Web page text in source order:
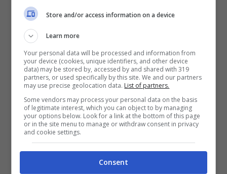
Insigne anche da subito e poi lavorare
seriamente sul mercato di gennaio per far
avere a Sarri una mezzala e un difensore.
Ed è proprio quest’ultimo giocatore che la
Lazio, tra le altre cose, potrebbe già avere
per le mani, su un ex giocatore delMilanche
da Formello inseguono da almeno un paio
Jean Carlo Simic, centrale difensivo
Store and/or access information on a device
Learn more
Your personal data will be processed and information from
your device (cookies, unique identifiers, and other device
data) may be stored by, accessed by and shared with 319
partners, or used specifically by this site. We and our partners
may use precise geolocation data. List of partners.
Some vendors may process your personal data on the basis
of legitimate interest, which you can object to by managing
your options below. Look for a link at the bottom of this page
or in the site menu to manage or withdraw consent in privacy
and cookie settings.
Consent